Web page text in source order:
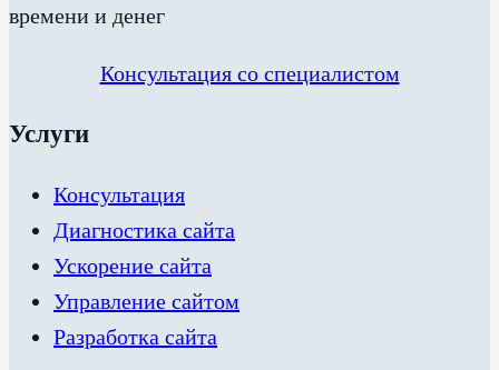
времени и денег
Консультация со специалистом
Услуги
Консультация
Диагностика сайта
Ускорение сайта
Управление сайтом
Разработка сайта